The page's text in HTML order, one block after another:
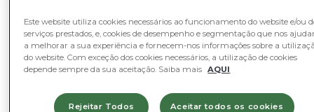
Quantidade
Quantidade
Aromáticas
- +
Adicionar ao Cesto
Este website utiliza cookies necessários ao funcionamento do website e/ou
serviços prestados, e, cookies de desempenho e segmentação que nos
a melhorar a sua experiência e fornecem-nos informações sobre a
do website. Com exceção dos cookies necessários, a utilização de cookies
depende sempre da sua aceitação. Saiba mais
AQUI
Rejeitar Todos Aceitar todos os cookies